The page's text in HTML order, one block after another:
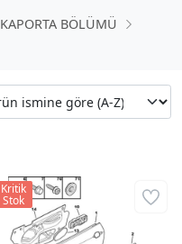
KAPORTA BÖLÜMÜ
Kritik
Stok